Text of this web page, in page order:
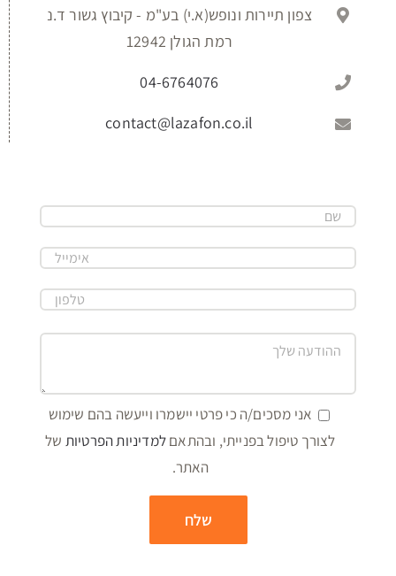
צפון תיירות ונופש(א.י) בע"מ - קיבוץ גשור ד.נ
רמת הגולן 12942
04-6764076
contact@lazafon.co.il
אני מסכים/ה כי פרטי יישמרו וייעשה בהם שימוש
לצורך טיפול בפנייתי, ובהתאםלמדיניות הפרטיות של
האתר.